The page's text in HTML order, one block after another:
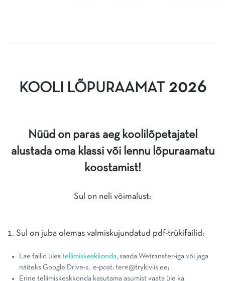
KOOLI LÕPURAAMAT 2026
Nüüd on paras aeg koolilõpetajatel
alustada oma klassi või lennu lõpuraamatu
koostamist!
Sul on neli võimalust:
1. Sul on juba olemas valmiskujundatud pdf-trükifailid:
Lae failid üles tellimiskeskkonda, saada Wetransfer-iga või jaga
näiteks Google Drive-s, e-post: tere@trykiviis.ee;
Enne tellimiskeskkonda kasutama asumist vaata üle ka